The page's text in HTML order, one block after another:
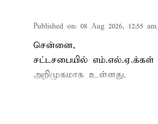
Published on: 08 Aug 2026, 12:55 am
சென்னை,
சட்டசபையில் எம்.எல்.ஏ.க்கள்
அறிமுகமாக உள்ளது.